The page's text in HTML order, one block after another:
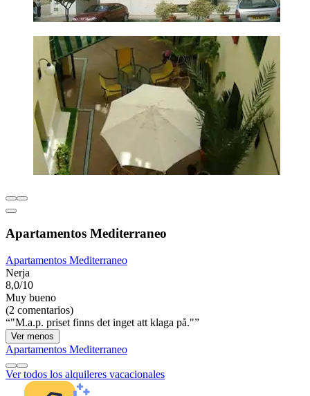
Apartamentos Mediterraneo
Apartamentos Mediterraneo
Nerja
8,0/10
Muy bueno
(2 comentarios)
"M.a.p. priset finns det inget att klaga på."
Ver menos
Apartamentos Mediterraneo
Ver todos los alquileres vacacionales